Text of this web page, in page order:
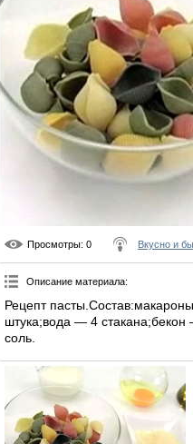
Просмотры: 0 Вкусно и
Описание материала:
Рецепт
штука;вода — 4
соль.